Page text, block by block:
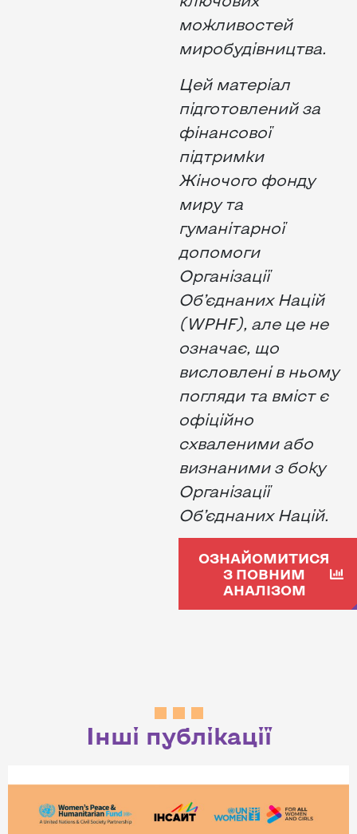
можливостей
миробудівництва.
Цей матеріал
підготовлений за
фінансової
підтримки
Жіночого фонду
миру та
гуманітарної
допомоги
Організації
Об’єднаних Націй
(WPHF), але це не
означає, що
висловлені в ньому
погляди та вміст є
офіційно
схваленими або
визнаними з боку
Організації
Об’єднаних Націй.
ОЗНАЙОМИТИСЯ
З ПОВНИМ
АНАЛІЗОМ
Інші публікації